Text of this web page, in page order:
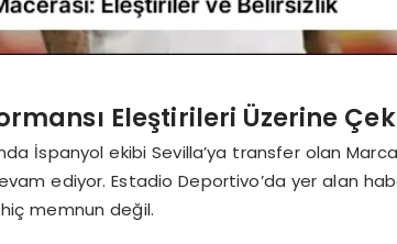
Eleştirileri Üzerine
İspanyol ekibi Sevilla’ya transfer olan
ediyor. Estadio Deportivo’da yer alan
memnun değil.